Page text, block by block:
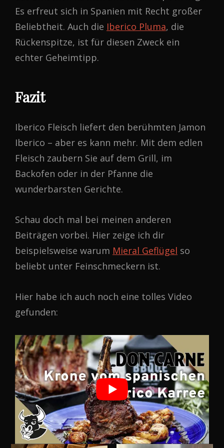
Es erfreut sich in Spanien mit Recht großer
Beliebtheit. Auch die Iberico Pluma, die
Rückenspitze, ist für diesen Zweck ein
echter Geheimtipp.
Fazit
Iberico Fleisch liefert den berühmten Jamon
Iberico – aber es kann mehr. Mit dem edlen
Fleisch zaubern Sie auf dem Grill, im
Backofen oder in der Pfanne die
wunderbarsten Gerichte.
Schau doch mal bei meinen anderen
Beiträgen vorbei. Hier zeige ich dir
beispielsweise warum Mieral Geflügel so
beliebt unter Feinschmeckern ist.
Hier habe ich auch noch eine tolles Video
gefunden: